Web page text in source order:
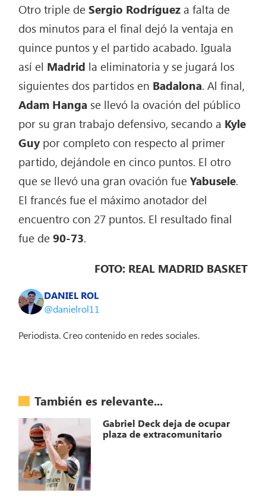
Otro triple de Sergio Rodrígueza falta de
dos minutos para el final dejó la ventaja en
quince puntos y el partido acabado. Iguala
así el Madrid la eliminatoria y se jugará los
siguientes dos partidos en Badalona. Al final,
Adam Hanga se llevó la ovación del público
por su gran trabajo defensivo, secando a Kyle
Guy por completo con respecto al primer
partido, dejándole en cinco puntos. El otro
que se llevó una gran ovación fueYabusele.
El francés fue el máximo anotador del
encuentro con 27 puntos. El resultado final
fue de90-73.
FOTO: REAL MADRID BASKET
DANIEL ROL
@danielrol11
Periodista. Creo contenido en redes sociales.
También es relevante...
Gabriel Deck deja de ocupar
plaza de extracomunitario